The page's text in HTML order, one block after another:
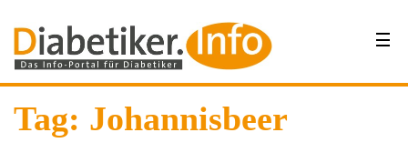
Tag: Johannisbeer